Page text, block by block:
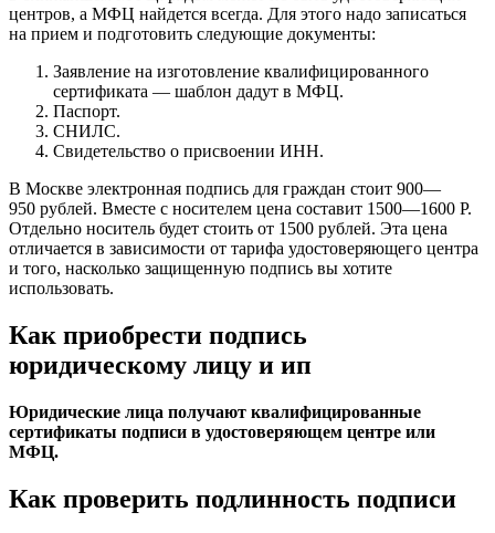
центров, а МФЦ найдется всегда. Для этого надо записаться
на прием и подготовить следующие документы:
Заявление на изготовление квалифицированного
сертификата — шаблон дадут в МФЦ.
Паспорт.
СНИЛС.
Свидетельство о присвоении ИНН.
В Москве электронная подпись для граждан стоит 900—
950 рублей. Вместе с носителем цена составит 1500—1600 Р.
Отдельно носитель будет стоить от 1500 рублей. Эта цена
отличается в зависимости от тарифа удостоверяющего центра
и того, насколько защищенную подпись вы хотите
использовать.
Как приобрести подпись
юридическому лицу и ип
Юридические лица получают квалифицированные
сертификаты подписи в удостоверяющем центре или
МФЦ.
Как проверить подлинность подписи